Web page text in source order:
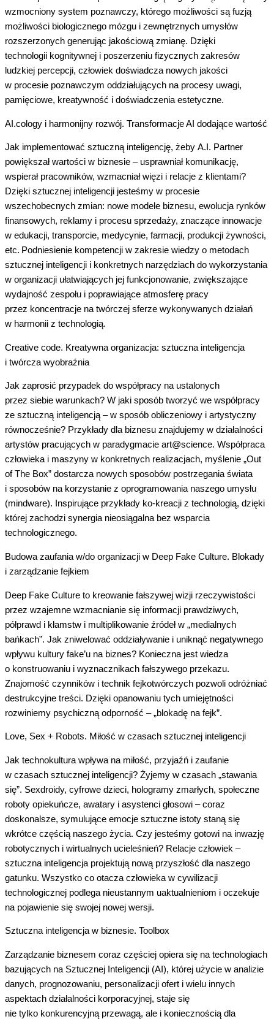
wzmocniony system poznawczy, którego możliwości są fuzją
możliwości biologicznego mózgu i zewnętrznych umysłów
rozszerzonych generując jakościową zmianę. Dzięki
technologii kognitywnej i poszerzeniu fizycznych zakresów
ludzkiej percepcji, człowiek doświadcza nowych jakości
w procesie poznawczym oddziałujących na procesy uwagi,
pamięciowe, kreatywność i doświadczenia estetyczne.
AI.cology i harmonijny rozwój. Transformacje AI dodające wartość
Jak implementować sztuczną inteligencję, żeby A.I. Partner
powiększał wartości w biznesie – usprawniał komunikację,
wspierał pracowników, wzmacniał więzi i relacje z klientami?
Dzięki sztucznej inteligencji jesteśmy w procesie
wszechobecnych zmian: nowe modele biznesu, ewolucja rynków
finansowych, reklamy i procesu sprzedaży, znaczące innowacje
w edukacji, transporcie, medycynie, farmacji, produkcji żywności,
etc. Podniesienie kompetencji w zakresie wiedzy o metodach
sztucznej inteligencji i konkretnych narzędziach do wykorzystania
w organizacji ułatwiających jej funkcjonowanie, zwiększające
wydajność zespołu i poprawiające atmosferę pracy
przez koncentracje na twórczej sferze wykonywanych działań
w harmonii z technologią.
Creative code. Kreatywna organizacja: sztuczna inteligencja
i twórcza wyobraźnia
Jak zaprosić przypadek do współpracy na ustalonych
przez siebie warunkach? W jaki sposób tworzyć we współpracy
ze sztuczną inteligencją – w sposób obliczeniowy i artystyczny
równocześnie? Przykłady dla biznesu znajdujemy w działalności
artystów pracujących w paradygmacie art@science. Współpraca
człowieka i maszyny w konkretnych realizacjach, myślenie „Out
of The Box” dostarcza nowych sposobów postrzegania świata
i sposobów na korzystanie z oprogramowania naszego umysłu
(mindware). Inspirujące przykłady ko-kreacji z technologią, dzięki
której zachodzi synergia nieosiągalna bez wsparcia
technologicznego.
Budowa zaufania w/do organizacji w Deep Fake Culture. Blokady
i zarządzanie fejkiem
Deep Fake Culture to kreowanie fałszywej wizji rzeczywistości
przez wzajemne wzmacnianie się informacji prawdziwych,
półprawd i kłamstw i multiplikowanie źródeł w „medialnych
bańkach”. Jak zniwelować oddziaływanie i uniknąć negatywnego
wpływu kultury fake’u na biznes? Konieczna jest wiedza
o konstruowaniu i wyznacznikach fałszywego przekazu.
Znajomość czynników i technik fejkotwórczych pozwoli odróżniać
destrukcyjne treści. Dzięki opanowaniu tych umiejętności
rozwiniemy psychiczną odporność – „blokadę na fejk”.
Love, Sex + Robots. Miłość w czasach sztucznej inteligencji
Jak technokultura wpływa na miłość, przyjaźń i zaufanie
w czasach sztucznej inteligencji? Żyjemy w czasach „stawania
się”. Sexdroidy, cyfrowe dzieci, hologramy zmarłych, społeczne
roboty opiekuńcze, awatary i asystenci głosowi – coraz
doskonalsze, symulujące emocje sztuczne istoty staną się
wkrótce częścią naszego życia. Czy jesteśmy gotowi na inwazję
robotycznych i wirtualnych ucieleśnień? Relacje człowiek –
sztuczna inteligencja projektują nową przyszłość dla naszego
gatunku. Wszystko co otacza człowieka w cywilizacji
technologicznej podlega nieustannym uaktualnieniom i oczekuje
na pojawienie się swojej nowej wersji.
Sztuczna inteligencja w biznesie. Toolbox
Zarządzanie biznesem coraz częściej opiera się na technologiach
bazujących na Sztucznej Inteligencji (AI), której użycie w analizie
danych, prognozowaniu, personalizacji ofert i wielu innych
aspektach działalności korporacyjnej, staje się
nie tylko konkurencyjną przewagą, ale i koniecznością dla